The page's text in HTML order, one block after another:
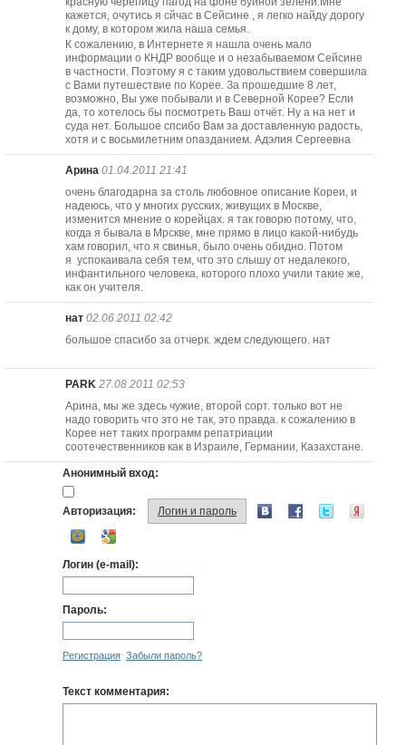
кажется, очутись я сйчас в Сейсине , я легко найду дорогу
к дому, в котором жила наша семья.
К сожалению, в Интернете я нашла очень мало
информации о КНДР вообще и о незабываемом Сейсине
в частности. Поэтому я с таким удовольствием совершила
с Вами путешествие по Корее. За прошедшие 8 лет,
возможно, Вы уже побывали и в Северной Корее? Если
да, то хотелось бы посмотреть Ваш отчёт. Ну а на нет и
суда нет. Большое спсибо Вам за доставленную радость,
хотя и с восьмилетним опазданием. Адэлия Сергеевна
Арина 01.04.2011 21:41
очень благодарна за столь любовное описание Кореи, и
надеюсь, что у многих русских, живущих в Москве,
изменится мнение о корейцах. я так говорю потому, что,
когда я бывала в Мрскве, мне прямо в лицо какой-нибудь
хам говорил, что я свинья, было очень обидно. Потом
я успокаивала себя тем, что это слышу от недалекого,
инфантильного человека, которого плохо учили такие же,
как он учителя.
нат 02.06.2011 02:42
большое спасибо за отчерк. ждем следующего. нат
PARK 27.08.2011 02:53
Арина, мы же здесь чужие, второй сорт. только вот не
надо говорить что это не так, это правда. к сожалению в
Корее нет таких программ репатриации
соотечественников как в Израиле, Германии, Казахстане.
Анонимный вход:
Авторизация: Логин и пароль
Логин (e-mail):
Пароль:
Регистрация Забыли пароль?
Текст комментария: